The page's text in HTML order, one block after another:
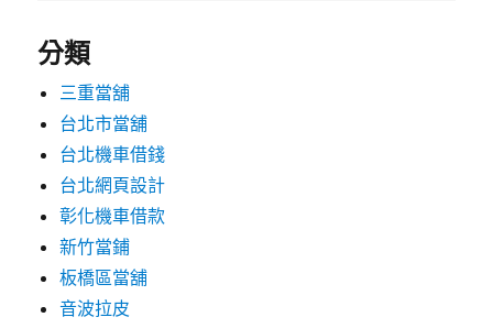
分類
三重當舖
台北市當舖
台北機車借錢
台北網頁設計
彰化機車借款
新竹當鋪
板橋區當舖
音波拉皮